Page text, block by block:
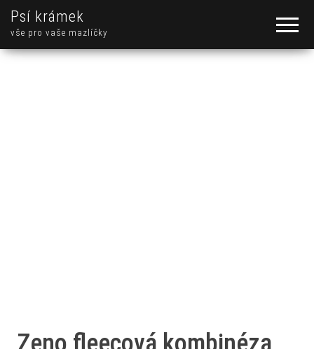
Psí krámek
vše pro vaše mazlíčky